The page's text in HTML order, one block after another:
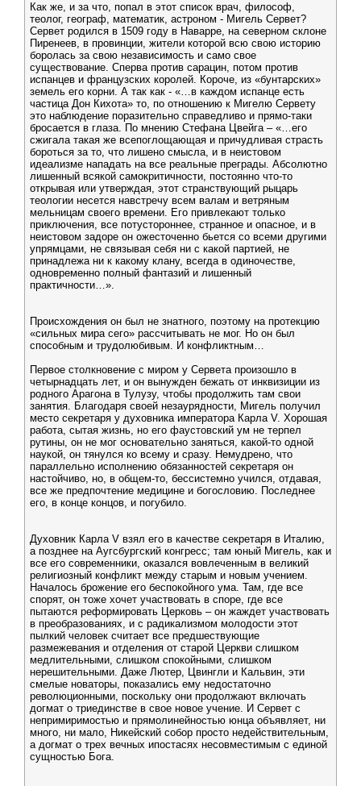
Как же, и за что, попал в этот список врач, философ,
теолог, географ, математик, астроном - Мигель Сервет?
Сервет родился в 1509 году в Наварре, на северном склоне
Пиренеев, в провинции, жители которой всю свою историю
боролась за свою независимость и само свое
существование. Сперва против сарацин, потом против
испанцев и французских королей. Короче, из «бунтарских»
земель его корни. А так как - «…в каждом испанце есть
частица Дон Кихота» то, по отношению к Мигелю Сервету
это наблюдение поразительно справедливо и прямо-таки
бросается в глаза. По мнению Стефана Цвейга – «…его
сжигала такая же всепоглощающая и причудливая страсть
бороться за то, что лишено смысла, и в неистовом
идеализме нападать на все реальные преграды. Абсолютно
лишенный всякой самокритичности, постоянно что-то
открывая или утверждая, этот странствующий рыцарь
теологии несется навстречу всем валам и ветряным
мельницам своего времени. Его привлекают только
приключения, все потустороннее, странное и опасное, и в
неистовом задоре он ожесточенно бьется со всеми другими
упрямцами, не связывая себя ни с какой партией, не
принадлежа ни к какому клану, всегда в одиночестве,
одновременно полный фантазий и лишенный
практичности…».
Происхождения он был не знатного, поэтому на протекцию
«сильных мира сего» рассчитывать не мог. Но он был
способным и трудолюбивым. И конфликтным…
Первое столкновение с миром у Сервета произошло в
четырнадцать лет, и он вынужден бежать от инквизиции из
родного Арагона в Тулузу, чтобы продолжить там свои
занятия. Благодаря своей незаурядности, Мигель получил
место секретаря у духовника императора Карла V. Хорошая
работа, сытая жизнь, но его фаустовский ум не терпел
рутины, он не мог основательно заняться, какой-то одной
наукой, он тянулся ко всему и сразу. Немудрено, что
параллельно исполнению обязанностей секретаря он
настойчиво, но, в общем-то, бессистемно учился, отдавая,
все же предпочтение медицине и богословию. Последнее
его, в конце концов, и погубило.
Духовник Карла V взял его в качестве секретаря в Италию,
а позднее на Аугсбургский конгресс; там юный Мигель, как и
все его современники, оказался вовлеченным в великий
религиозный конфликт между старым и новым учением.
Началось брожение его беспокойного ума. Там, где все
спорят, он тоже хочет участвовать в споре, где все
пытаются реформировать Церковь – он жаждет участвовать
в преобразованиях, и с радикализмом молодости этот
пылкий человек считает все предшествующие
размежевания и отделения от старой Церкви слишком
медлительными, слишком спокойными, слишком
нерешительными. Даже Лютер, Цвингли и Кальвин, эти
смелые новаторы, показались ему недостаточно
революционными, поскольку они продолжают включать
догмат о триединстве в свое новое учение. И Сервет с
непримиримостью и прямолинейностью юнца объявляет, ни
много, ни мало, Никейский собор просто недействительным,
а догмат о трех вечных ипостасях несовместимым с единой
сущностью Бога.